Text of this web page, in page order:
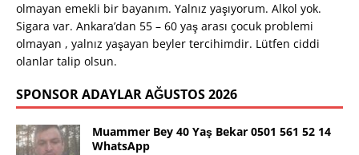
olmayan emekli bir bayanım. Yalnız yaşıyorum. Alkol yok.
Sigara var. Ankara’dan 55 – 60 yaş arası çocuk problemi
olmayan , yalnız yaşayan beyler tercihimdir. Lütfen ciddi
olanlar talip olsun.
SPONSOR ADAYLAR AĞUSTOS 2026
Muammer Bey 40 Yaş Bekar 0501 561 52 14
WhatsApp